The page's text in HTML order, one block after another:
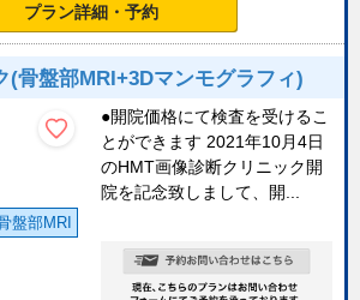
プラン詳細・予約
(骨盤部MRI+3Dマンモグラフィ)
●開院価格にて検査を受けるこ
とができます 2021年10月4日
のHMT画像診断クリニック開
院を記念致しまして、開...
盤部MRI